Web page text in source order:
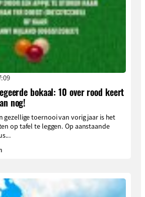
bokaal: 10 over rood keert
nog!
gezellige toernooi van vorig jaar is het
op tafel te leggen. Op aanstaande